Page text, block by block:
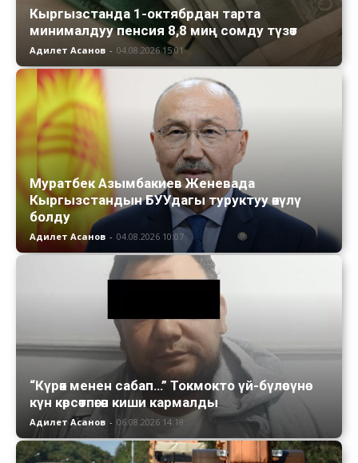
Кыргызстанда 1-октябрдан тарта
минималдуу пенсия 8,8 миң сомду түзөт
Адилет Асанов - 04.08.2026 15:01
Муратбек Азымбакиев Женевада
Кыргызстандын БУУдагы туруктуу өкүлү
болду
Адилет Асанов - 04.08.2026 10:07
“Күрөк менен сабап…” Токмокто үй-бүлөсүнө
күн көрсөтпөгөн киши кармалды
Адилет Асанов - 06.08.2026 14:18